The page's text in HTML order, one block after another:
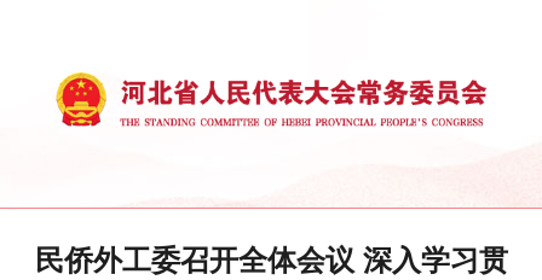
民侨外工委召开全体会议 深入学习贯